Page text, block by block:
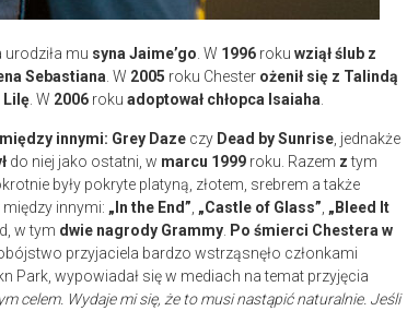
urodziła mu syna Jaime’go . W 1996 roku wziął ślub z
Sebastiana . W 2005 roku Chester ożenił się z Talindą
Lilę . W 2006 roku adoptował chłopca Isaiaha
innymi: Grey Daze czy Dead by Sunrise , jednakże
do niej jako ostatni, w marcu 1999 roku. Razem ztym
były pokryte platyną, złotem, srebrem a także
między innymi: „In the End” „Castle of Glass” „Bleed It
w tym dwie nagrody Grammy Po śmierci Chestera w
przyjaciela bardzo wstrząsnęło członkami
Park, wypowiadał się w mediach na temat przyjęcia
celem. Wydaje mi się, że to musi nastąpić naturalnie. Jeśli